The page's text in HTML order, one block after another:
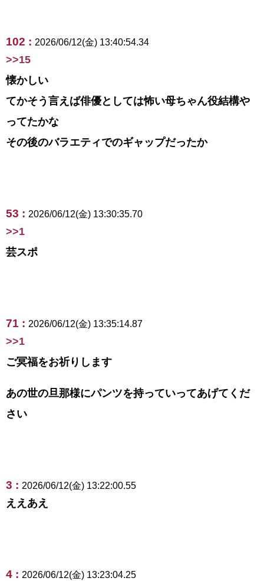
102 : 2026/06/12(金) 13:40:54.34
>>15
懐かしい
てかそう言えば俳優としては怖い母ちゃん役結構や
ってたかな
その後のバラエティでのギャップだったか
53 : 2026/06/12(金) 13:30:35.70
>>1
芸スポ
71 : 2026/06/12(金) 13:35:14.87
>>1
ご冥福をお祈りします
あの世の旦那様にパンツを持っていってあげてくだ
さい
3 : 2026/06/12(金) 13:22:00.55
ええあえ
4 : 2026/06/12(金) 13:23:04.25